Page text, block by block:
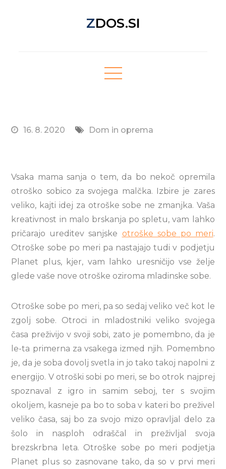
ZDOS.SI
16. 8. 2020 Dom in oprema
Vsaka mama sanja o tem, da bo nekoč opremila
otroško sobico za svojega malčka. Izbire je zares
veliko, kajti idej za otroške sobe ne zmanjka. Vaša
kreativnost in malo brskanja po spletu, vam lahko
pričarajo ureditev sanjske otroške sobe po meri.
Otroške sobe po meri pa nastajajo tudi v podjetju
Planet plus, kjer, vam lahko uresničijo vse želje
glede vaše nove otroške oziroma mladinske sobe.
Otroške sobe po meri, pa so sedaj veliko več kot le
zgolj sobe. Otroci in mladostniki veliko svojega
časa preživijo v svoji sobi, zato je pomembno, da je
le-ta primerna za vsakega izmed njih. Pomembno
je, da je soba dovolj svetla in jo tako takoj napolni z
energijo. V otroški sobi po meri, se bo otrok najprej
spoznaval z igro in samim seboj, ter s svojim
okoljem, kasneje pa bo to soba v kateri bo preživel
veliko časa, saj bo za svojo mizo opravljal delo za
šolo in nasploh odraščal in preživljal svoja
brezskrbna leta. Otroške sobe po meri podjetja
Planet plus so zasnovane tako, da so v prvi meri